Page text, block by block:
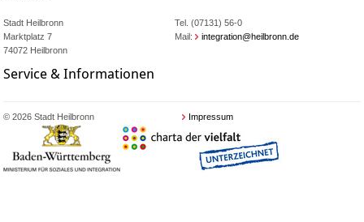
Stadt Heilbronn
Marktplatz 7
74072 Heilbronn
Tel. (07131) 56-0
Mail:
integration@heilbronn.de
Service & Informationen
© 2026 Stadt Heilbronn Impressum